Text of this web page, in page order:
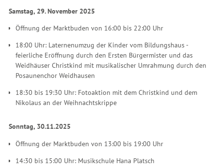
Samstag, 29. November 2025
Öffnung der Marktbuden von 16:00 bis 22:00 Uhr
18:00 Uhr: Laternenumzug der Kinder vom Bildungshaus -
feierliche Eröffnung durch den Ersten Bürgermister und das
Weidhäuser Christkind mit musikalischer Umrahmung durch den
Posaunenchor Weidhausen
18:30 bis 19:30 Uhr: Fotoaktion mit dem Christkind und dem
Nikolaus an der Weihnachtskrippe
Sonntag, 30.11.2025
Öffnung der Marktbuden von 13:00 bis 19:00 Uhr
14:30 bis 15:00 Uhr: Musikschule Hana Platsch